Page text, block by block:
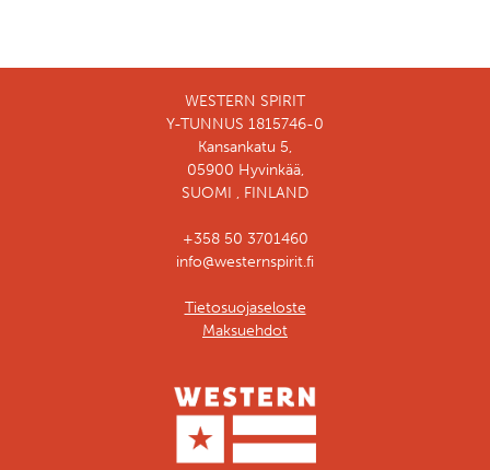
WESTERN SPIRIT
Y-TUNNUS 1815746-0
Kansankatu 5,
05900 Hyvinkää,
SUOMI , FINLAND
+358 50 3701460
info@westernspirit.fi
Tietosuojaseloste
Maksuehdot